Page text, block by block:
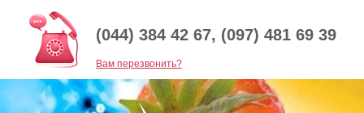
(044) 384 42 67, (097) 481 69 39
Baм перезвонить?